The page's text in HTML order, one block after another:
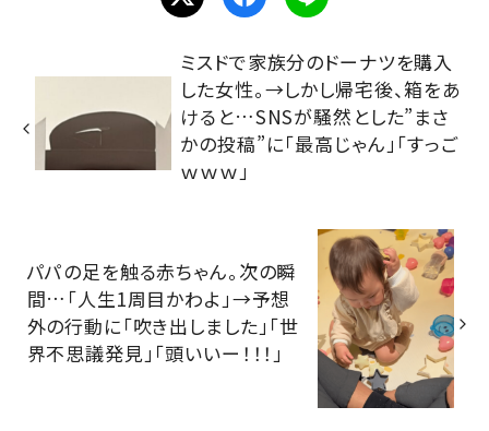
ミスドで家族分のドーナツを購入
した女性。→しかし帰宅後、箱をあ
けると…SNSが騒然とした”まさ
かの投稿”に「最高じゃん」「すっご
ｗｗｗ」
パパの足を触る赤ちゃん。次の瞬
間…「人生1周目かわよ」→予想
外の行動に「吹き出しました」「世
界不思議発見」「頭いいー！！！」